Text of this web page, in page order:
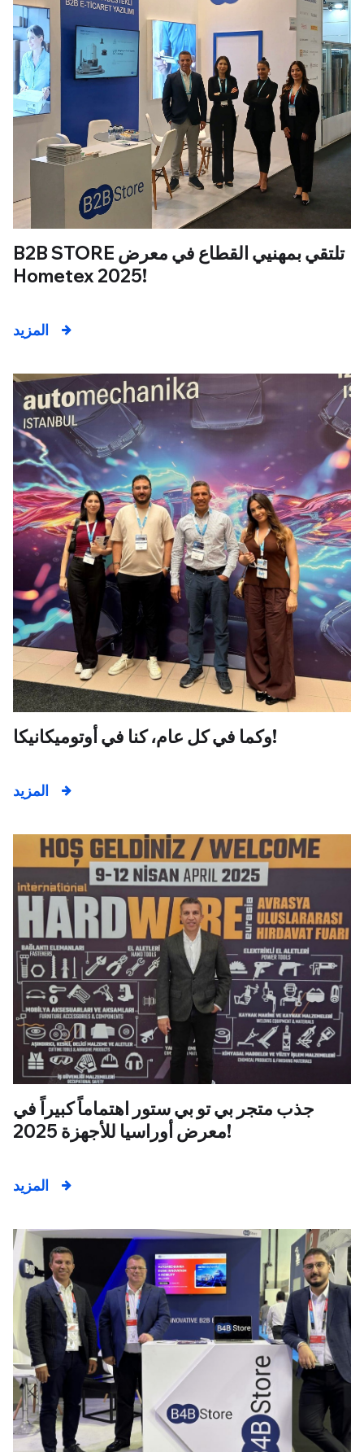
B2B STORE تلتقي بمهنيي القطاع في معرض
Hometex 2025!
المزيد
وكما في كل عام، كنا في أوتوميكانيكا!
المزيد
جذب متجر بي تو بي ستور اهتماماً كبيراً في
معرض أوراسيا للأجهزة 2025!
المزيد